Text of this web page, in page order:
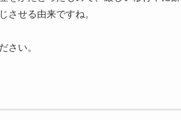
させる由来ですね。
さい。